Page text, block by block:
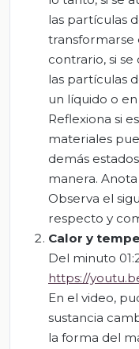
las partículas
transformarse
contrario, si
las partículas
un líquido o
Reflexiona si
materiales
demás
manera.
Observa el
respecto y
Calor y
Del minuto
https://
En el video,
sustancia
la forma del